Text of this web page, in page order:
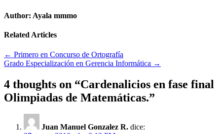
Author: Ayala mmmo
Related Articles
Navegación
de
entradas
← Primero en Concurso de Ortografía
Grado Especialización en Gerencia Informática →
4 thoughts on “Cardenalicios en fase final
Olimpiadas de Matemáticas.”
Juan Manuel Gonzalez R. dice: